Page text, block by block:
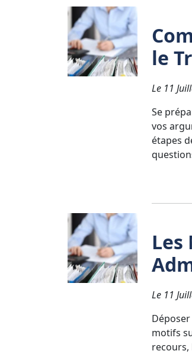
le
Le 11
Se
vos
étapes
Les
Le 11
motifs